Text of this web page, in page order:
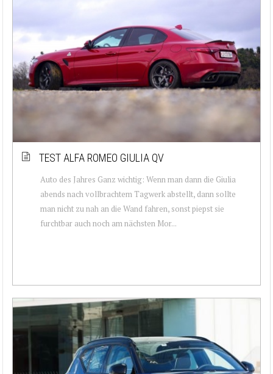
TEST ALFA ROMEO GIULIA QV
Auto des Jahres Ganz wichtig: Wenn man dann die Giulia
abends nach vollbrachtem Tagwerk abstellt, dann sollte
man nicht zu nah an die Wand fahren, sonst piepst sie
furchtbar auch noch am nächsten Mor...